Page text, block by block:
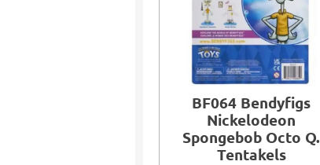
BF064 Bendyfigs
Nickelodeon
Spongebob Octo Q.
Tentakels